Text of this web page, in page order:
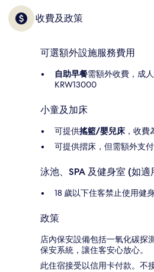
收費及政策
可選額外設施服務費用
自助早餐需額外收費，成
KRW13000
小童及加床
可提供搖籃/嬰兒床 ，收
可提供摺床，但需額外支
泳池、SPA 及健身室 (如適
18 歲以下住客禁止使用健
政策
店內保安設備包括一氧化碳探
保安系統，讓住客安心放心。
此住宿接受以信用卡付款。不